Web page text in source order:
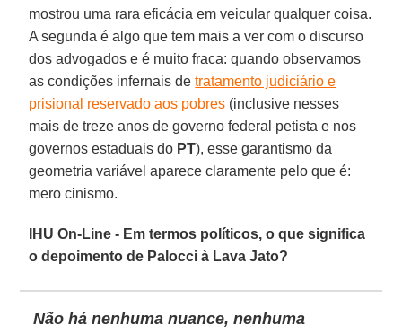
mostrou uma rara eficácia em veicular qualquer coisa.
A segunda é algo que tem mais a ver com o discurso
dos advogados e é muito fraca: quando observamos
as condições infernais detratamento judiciário e
prisional reservado aos pobres (inclusive nesses
mais de treze anos de governo federal petista e nos
governos estaduais do PT), esse garantismo da
geometria variável aparece claramente pelo que é:
mero cinismo.
IHU On-Line - Em termos políticos, o que significa
o depoimento de Palocci à Lava Jato?
Não há nenhuma nuance, nenhuma